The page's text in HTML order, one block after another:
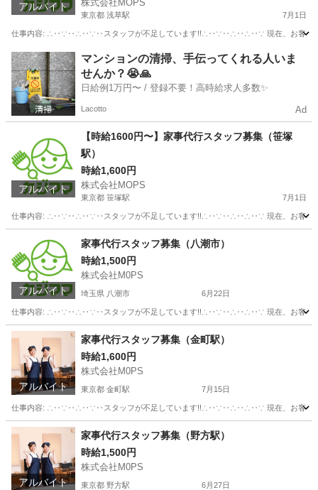
アルバイト 株式会社MOPS
東京都 浅草駅 7月1日
仕事内容: ∴‥∵‥∴‥∵‥スタッフが不足しています!!∴‥∵‥∴‥∴‥∵ 現在、お客様から多
東京 台東区 浅草駅 ホームヘルパー スタッフ
マンションの清掃、手伝ってくれる人いま
せんか？😭🙏
日給例1万円〜 / 登録不要！高時給求人多数✨
Lacotto Ad
アルバイト
【時給1600円〜】家事代行スタッフ募集（笹塚
駅）
時給1,600円
株式会社MOPS
東京都 笹塚駅 7月1日
仕事内容: ∴‥∵‥∴‥∵‥スタッフが不足しています!!∴‥∵‥∴‥∴‥∵ 現在、お客様から多
渋谷区 笹塚駅 ホームヘルパー スタッフ
アルバイト
家事代行スタッフ募集（八潮市）
時給1,500円
株式会社M0PS
埼玉県 八潮市 6月22日
仕事内容: ∴‥∵‥∴‥∵‥スタッフが不足しています!!∴‥∵‥∴‥∴‥∵ 現在、お客様から多
埼玉 八潮市 ホームヘルパー スタッフ
アルバイト
家事代行スタッフ募集（金町駅）
時給1,600円
株式会社M0PS
東京都 金町駅 7月15日
仕事内容: ∴‥∵‥∴‥∵‥スタッフが不足しています!!∴‥∵‥∴‥∴‥∵ 現在、お客様から多
東京 葛飾区 金町駅 その他 スタッフ
アルバイト
家事代行スタッフ募集（野方駅）
時給1,500円
株式会社M0PS
東京都 野方駅 6月27日